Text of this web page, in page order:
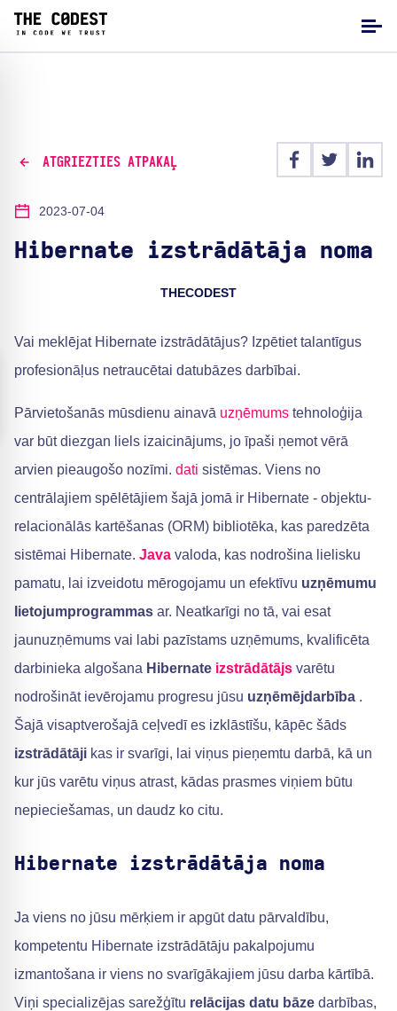
ATGRIEZTIES ATPAKAĻ
2023-07-04
Hibernate izstrādātāja noma
THECODEST
Vai meklējat Hibernate izstrādātājus? Izpētiet talantīgus
profesionāļus netraucētai datubāzes darbībai.
Pārvietošanās mūsdienu ainavā uzņēmums tehnoloģija
var būt diezgan liels izaicinājums, jo īpaši ņemot vērā
arvien pieaugošo nozīmi. dati sistēmas. Viens no
centrālajiem spēlētājiem šajā jomā ir Hibernate - objektu-
relacionālās kartēšanas (ORM) bibliotēka, kas paredzēta
sistēmai Hibernate. Java valoda, kas nodrošina lielisku
pamatu, lai izveidotu mērogojamu un efektīvu uzņēmumu
lietojumprogrammas ar. Neatkarīgi no tā, vai esat
jaunuzņēmums vai labi pazīstams uzņēmums, kvalificēta
darbinieka algošana Hibernate izstrādātājs varētu
nodrošināt ievērojamu progresu jūsu uzņēmējdarbība .
Šajā visaptverošajā ceļvedī es izklāstīšu, kāpēc šāds
izstrādātāji kas ir svarīgi, lai viņus pieņemtu darbā, kā un
kur jūs varētu viņus atrast, kādas prasmes viņiem būtu
nepieciešamas, un daudz ko citu.
Hibernate izstrādātāja noma
Ja viens no jūsu mērķiem ir apgūt datu pārvaldību,
kompetentu Hibernate izstrādātāju pakalpojumu
izmantošana ir viens no svarīgākajiem jūsu darba kārtībā.
Viņi specializējas sarežģītu relācijas datu bāze darbības,